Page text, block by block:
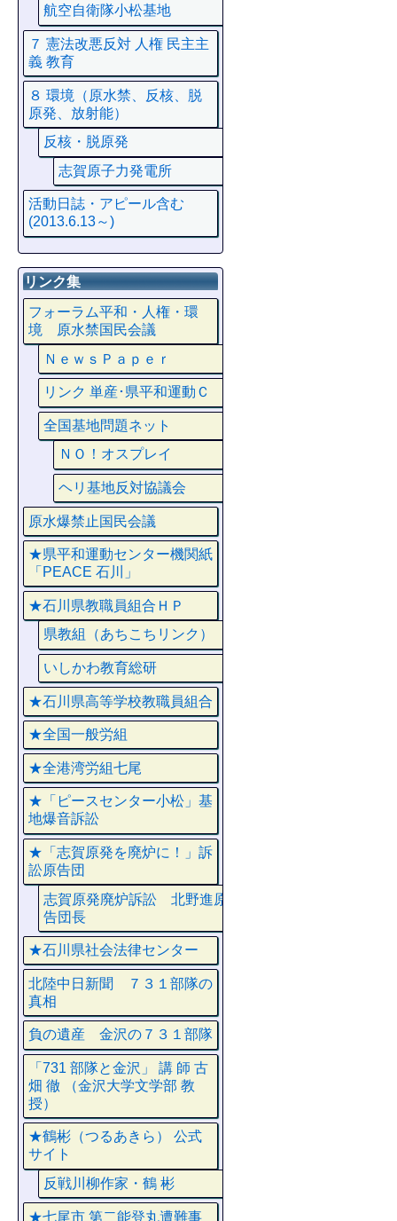
航空自衛隊小松基地
７ 憲法改悪反対 人権 民主主
義 教育
８ 環境（原水禁、反核、脱
原発、放射能）
反核・脱原発
志賀原子力発電所
活動日誌・アピール含む
(2013.6.13～)
リンク集
フォーラム平和・人権・環
境 原水禁国民会議
ＮｅｗｓＰａｐｅｒ
リンク 単産･県平和運動Ｃ
全国基地問題ネット
ＮＯ！オスプレイ
ヘリ基地反対協議会
原水爆禁止国民会議
★県平和運動センター機関紙
「PEACE 石川」
★石川県教職員組合ＨＰ
県教組（あちこちリンク）
いしかわ教育総研
★石川県高等学校教職員組合
★全国一般労組
★全港湾労組七尾
★「ピースセンター小松」基
地爆音訴訟
★「志賀原発を廃炉に！」訴
訟原告団
志賀原発廃炉訴訟 北野進原
告団長
★石川県社会法律センター
北陸中日新聞 ７３１部隊の
真相
負の遺産 金沢の７３１部隊
「731 部隊と金沢」 講 師 古
畑 徹 （金沢大学文学部 教
授）
★鶴彬（つるあきら） 公式
サイト
反戦川柳作家・鶴 彬
★七尾市 第二能登丸遭難事